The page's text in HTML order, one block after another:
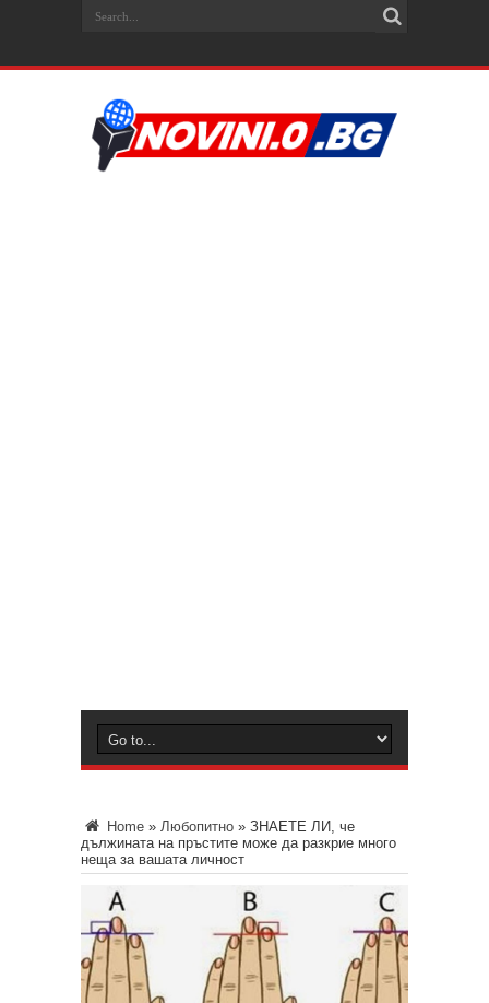
Home » Любопитно » ЗНАЕТЕ ЛИ, че
дължината на пръстите може да разкрие много
неща за вашата личност